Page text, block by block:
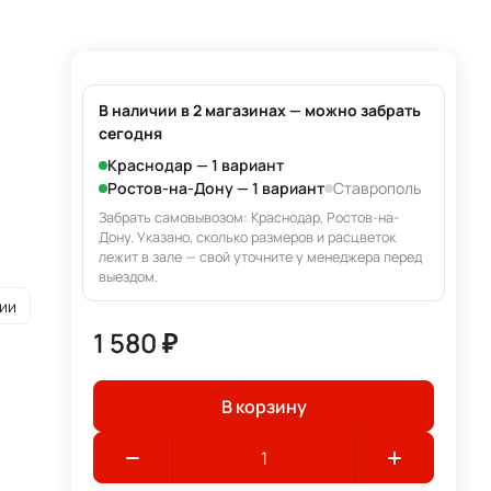
В наличии в 2 магазинах — можно забрать
сегодня
Краснодар — 1 вариант
Ростов-на-Дону — 1 вариант Ставрополь
Забрать самовывозом: Краснодар, Ростов-на-
Дону. Указано, сколько размеров и расцветок
лежит в зале — свой уточните у менеджера перед
выездом.
1 580 ₽
В корзину